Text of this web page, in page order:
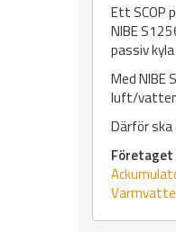
Ett SCOP
NIBE
passiv
Med NIBE
luft/
Därför ska